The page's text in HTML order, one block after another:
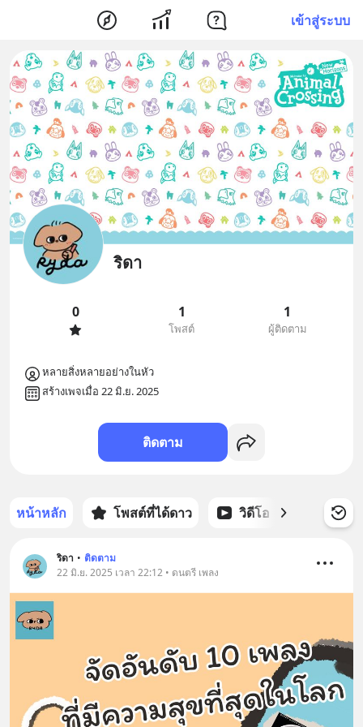
เข้าสู่ระบบ
ริดา
0 1
โพสต์
1
ผู้ติดตาม
หลายสิ่งหลายอย่างในหัว
สร้างเพจเมื่อ 22 มิ.ย. 2025
ติดตาม
หน้าหลัก โพสต์ที่ได้ดาว วิดีโอ พอดแ
ริดา • ติดตาม
22 มิ.ย. 2025 เวลา 22:12 • ดนตรี เพลง